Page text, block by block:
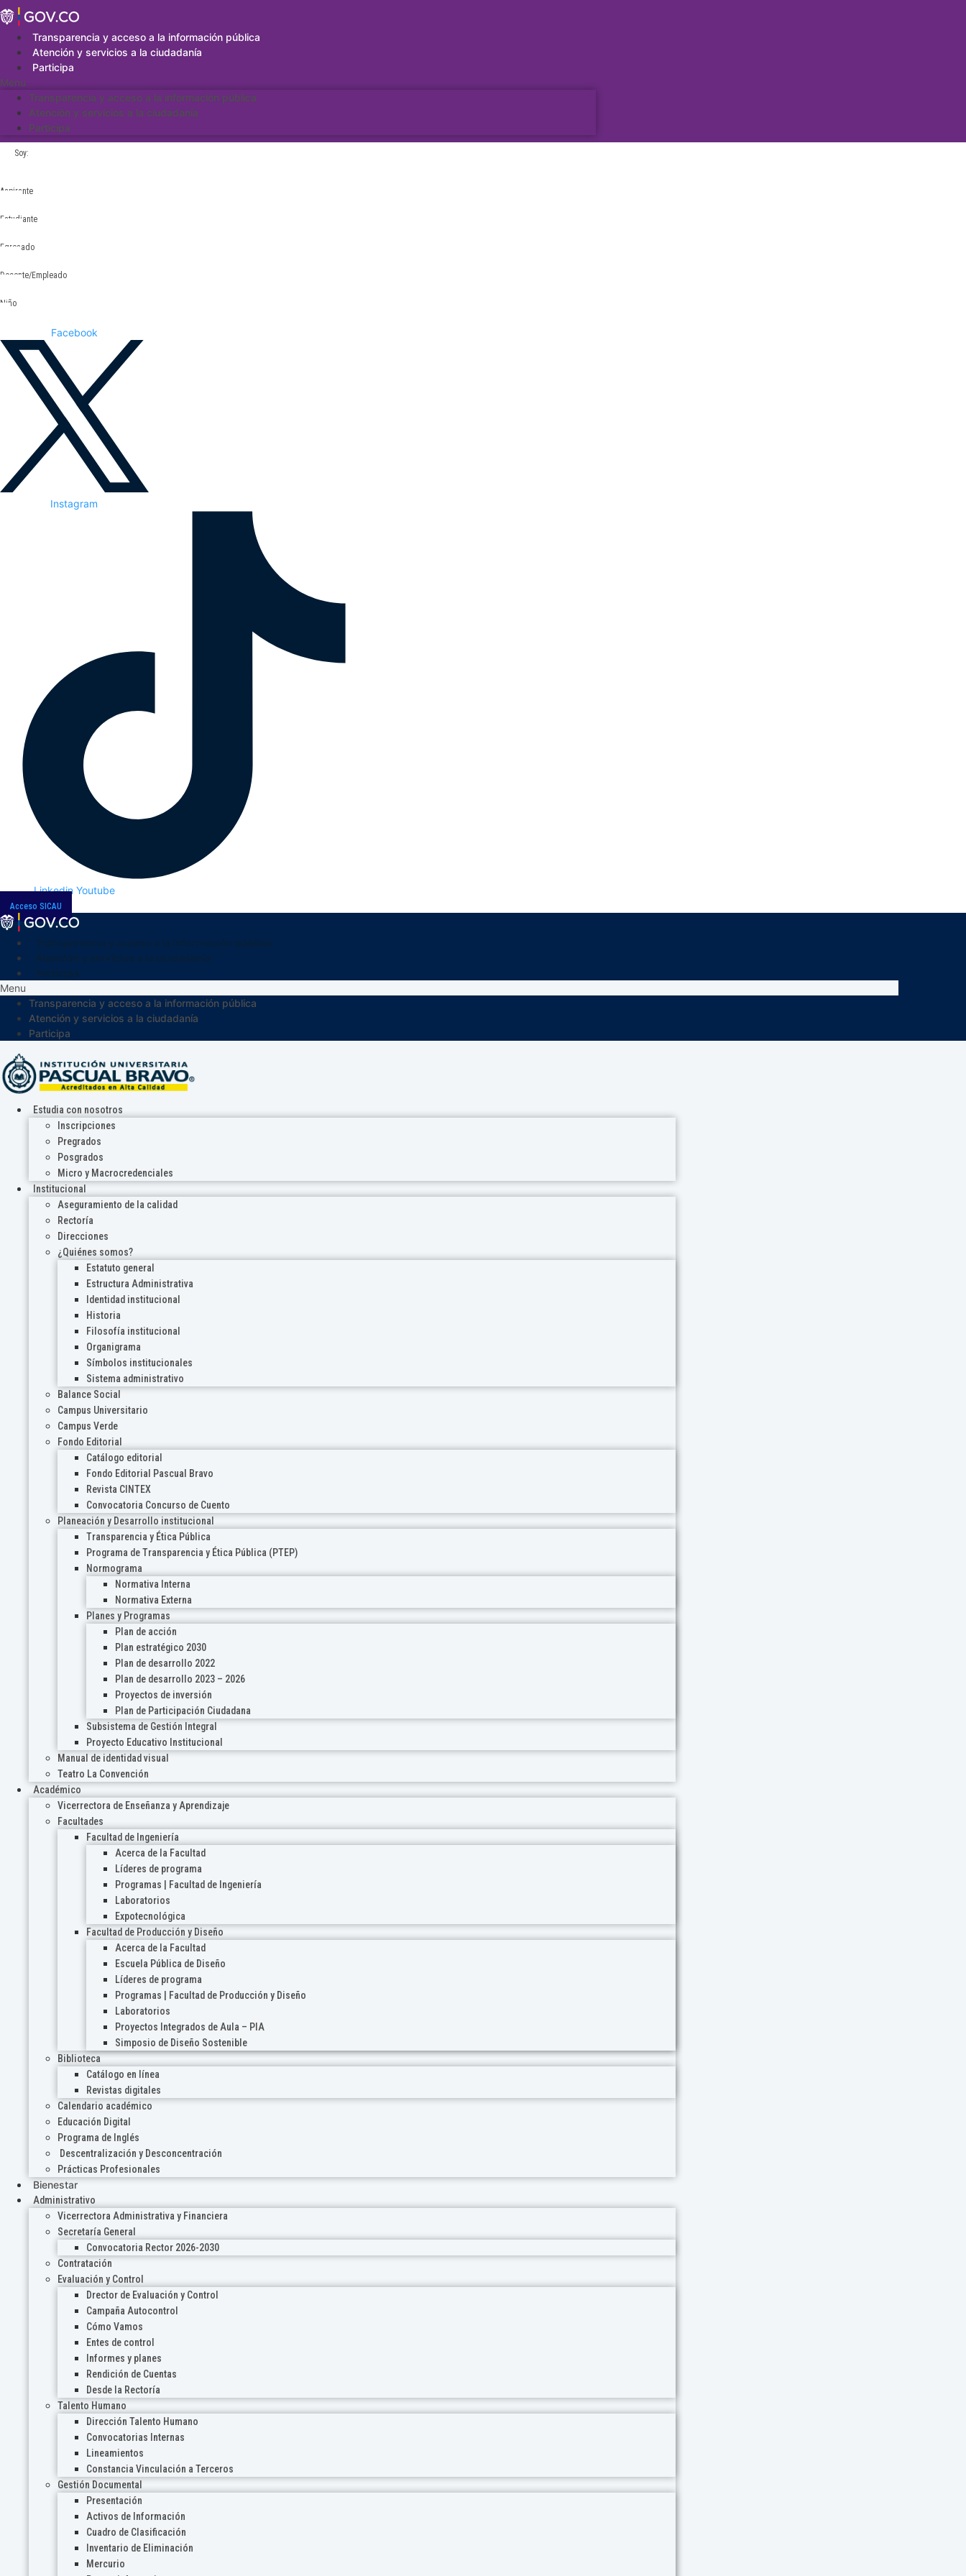
Saltar
al
contenidoTransparencia y acceso a la información pública
Atención y servicios a la ciudadanía
Participa
Menu
Transparencia y acceso a la información pública
Atención y servicios a la ciudadanía
Participa
Soy:
Aspirante
Estudiante
Egresado
Docente/Empleado
Niño
Facebook
Instagram
Linkedin Youtube
Acceso SICAU
Menu
Transparencia y acceso a la información pública
Atención y servicios a la ciudadanía
Participa
Estudia con nosotros
Inscripciones
Pregrados
Posgrados
Micro y Macrocredenciales
Institucional
Aseguramiento de la calidad
Rectoría
Direcciones
¿Quiénes somos?
Estatuto general
Estructura Administrativa
Identidad institucional
Historia
Filosofía institucional
Organigrama
Símbolos institucionales
Sistema administrativo
Balance Social
Campus Universitario
Campus Verde
Fondo Editorial
Catálogo editorial
Fondo Editorial Pascual Bravo
Revista CINTEX
Convocatoria Concurso de Cuento
Planeación y Desarrollo institucional
Transparencia y Ética Pública
Programa de Transparencia y Ética Pública (PTEP)
Normograma
Normativa Interna
Normativa Externa
Planes y Programas
Plan de acción
Plan estratégico 2030
Plan de desarrollo 2022
Plan de desarrollo 2023 – 2026
Proyectos de inversión
Plan de Participación Ciudadana
Subsistema de Gestión Integral
Proyecto Educativo Institucional
Manual de identidad visual
Teatro La Convención
Académico
Vicerrectora de Enseñanza y Aprendizaje
Facultades
Facultad de Ingeniería
Acerca de la Facultad
Líderes de programa
Programas | Facultad de Ingeniería
Laboratorios
Expotecnológica
Facultad de Producción y Diseño
Acerca de la Facultad
Escuela Pública de Diseño
Líderes de programa
Programas | Facultad de Producción y Diseño
Laboratorios
Proyectos Integrados de Aula – PIA
Simposio de Diseño Sostenible
Biblioteca
Catálogo en línea
Revistas digitales
Calendario académico
Educación Digital
Programa de Inglés
Descentralización y Desconcentración
Prácticas Profesionales
Bienestar
Administrativo
Vicerrectora Administrativa y Financiera
Secretaría General
Convocatoria Rector 2026-2030
Contratación
Evaluación y Control
Drector de Evaluación y Control
Campaña Autocontrol
Cómo Vamos
Entes de control
Informes y planes
Rendición de Cuentas
Desde la Rectoría
Talento Humano
Dirección Talento Humano
Convocatorias Internas
Lineamientos
Constancia Vinculación a Terceros
Gestión Documental
Presentación
Activos de Información
Cuadro de Clasificación
Inventario de Eliminación
Mercurio